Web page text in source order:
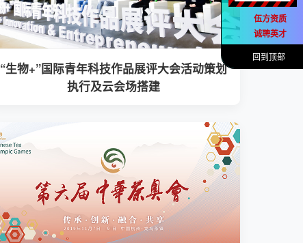
“生物+”国际青年科技作品展评大会活动策划
执行及云会场搭建
伍方资质
诚聘英才
回到顶部